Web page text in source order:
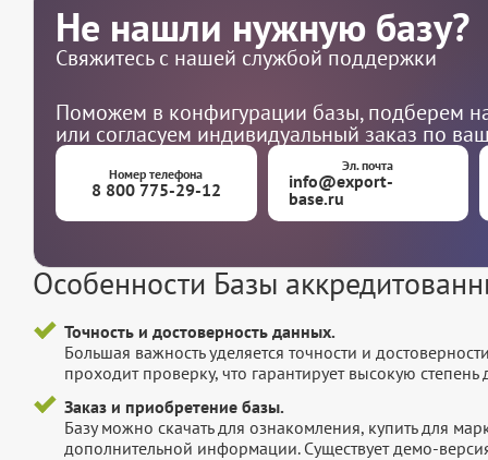
Не нашли нужную базу?
Свяжитесь с нашей службой поддержки
Поможем в конфигурации базы, подберем
или согласуем индивидуальный заказ по
Номер телефона
8 800 775-29-12
Эл. почта
info@export-
base.ru
Особенности Базы
Точность и достоверность данных.
Большая важность уделяется точности и
проходит проверку, что гарантирует высокую
Заказ и приобретение базы.
Базу можно скачать для ознакомления, купить для
дополнительной информации. Существует демо-